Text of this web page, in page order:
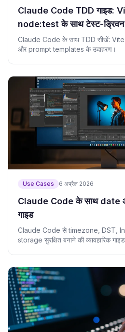
Claude Code TDD गाइड:
node:test के साथ टेस्ट-
Claude Code के साथ TDD सीखें:
और prompt templates के उदाहरण।
Use Cases 6 अप्रैल 2026
Claude Code के साथ
गाइड
Claude Code से timezone, DST,
storage सुरक्षित बनाने की व्यावहारिक